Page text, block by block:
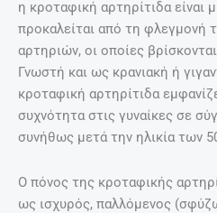
η κροταφική αρτηρίτιδα είναι
προκαλείται από τη φλεγμονή
αρτηριών, οι οποίες
Γνωστή και ως κρανιακή ή
κροταφική αρτηρίτιδα
συχνότητα στις γυναίκες σε
συνήθως μετά την ηλικία των
Ο πόνος της κροταφικής
ως ισχυρός, παλλόμενος